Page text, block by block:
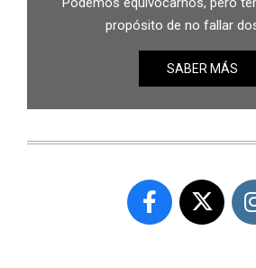
propósito de no fallar
SABER MÁS